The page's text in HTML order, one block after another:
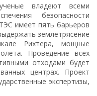
владеют всеми
безопасности
имеет пять барьеров
землетрясение
Рихтера, мощные
Проведение всех
отходами будет
центрах. Проект
экспертизы,